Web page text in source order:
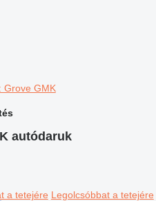
Grove GMK
autódaruk
a tetejére Legolcsóbbat a tetejére